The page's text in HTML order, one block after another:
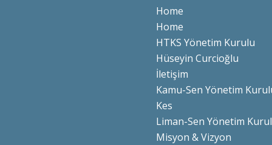
Home
Home
HTKS Yönetim Kurulu
Hüseyin Curcioğlu
İletişim
Kamu-Sen Yönetim
Kes
Liman-Sen Yönetim
Misyon & Vizyon